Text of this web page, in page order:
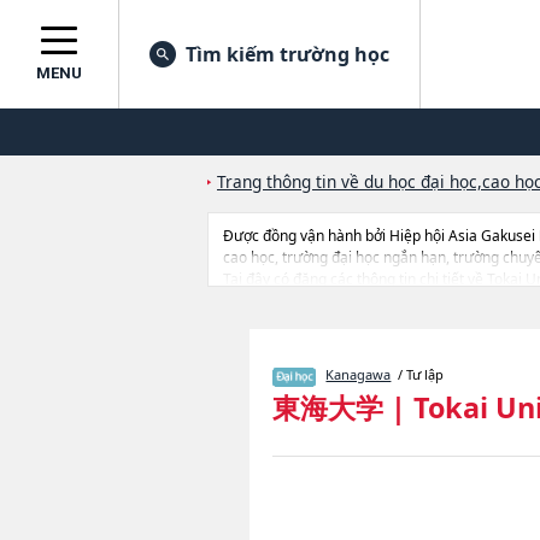
MENU
Tìm kiếm trường học
Trang thông tin về du học đại học,cao
Được đồng vận hành bởi Hiệp hội Asia Gakusei
cao học, trường đại học ngắn hạn, trường
Tại đây có đăng các thông tin chi tiết về
AdministrationhoặcNgành
SocialhoặcNgành Health StudieshoặcNgành
Humanities and Science, thông tin về từng
Kanagawa / Tư lập
東海大学 | Tokai